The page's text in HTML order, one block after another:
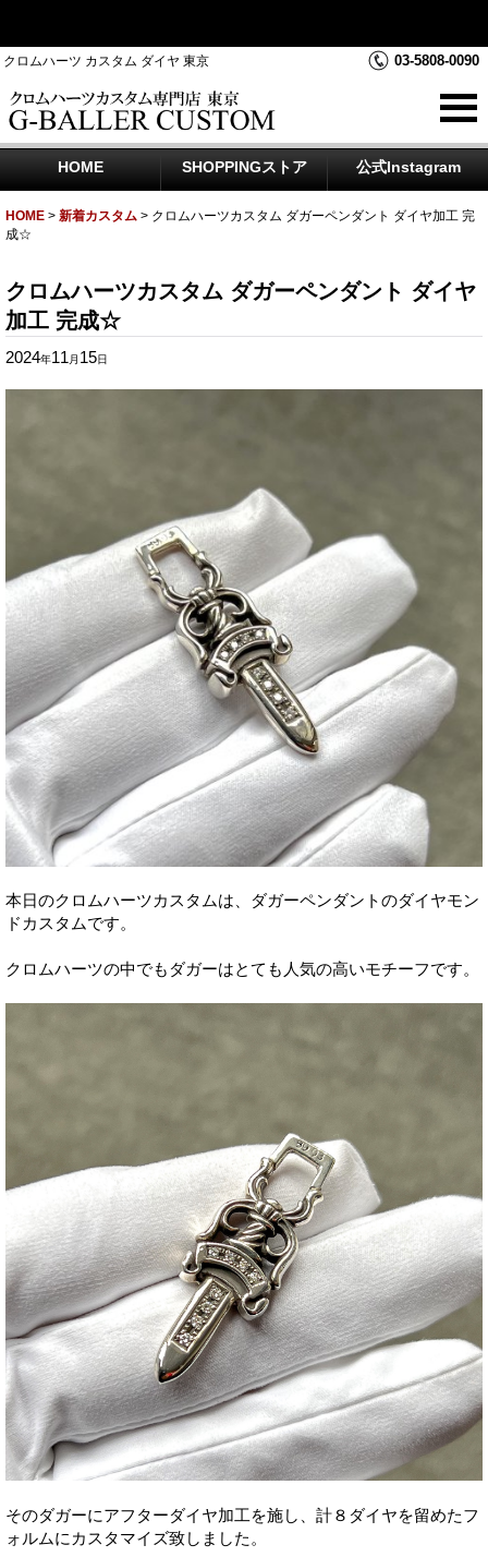
クロムハーツ カスタム ダイヤ 東京 03-5808-0090
HOME SHOPPINGストア 公式Instagram
HOME > 新着カスタム > クロムハーツカスタム ダガーペンダント ダイヤ加工 完
成☆
クロムハーツカスタム ダガーペンダント ダイヤ
加工 完成☆
2024年11月 15日
本日のクロムハーツカスタムは、ダガーペンダントのダイヤモン
ドカスタムです。
クロムハーツの中でもダガーはとても人気の高いモチーフです。
そのダガーにアフターダイヤ加工を施し、計８ダイヤを留めたフ
ォルムにカスタマイズ致しました。